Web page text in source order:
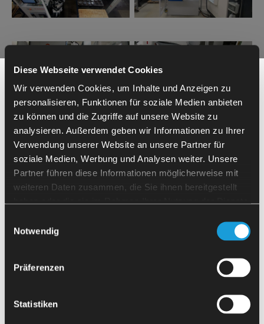
Diese Webseite verwendet Cookies
Wir verwenden Cookies, um Inhalte und Anzeigen zu
personalisieren, Funktionen für soziale Medien anbieten
zu können und die Zugriffe auf unsere Website zu
analysieren. Außerdem geben wir Informationen zu Ihrer
Verwendung unserer Website an unsere Partner für
soziale Medien, Werbung und Analysen weiter. Unsere
Partner führen diese Informationen möglicherweise mit
weiteren Daten zusammen, die Sie ihnen bereitgestellt
haben oder die sie im Rahmen Ihrer Nutzung der Dienste
Notwendig
Präferenzen
Statistiken
1 2 3 4 5 6 7 8 9
Potrzebujesz pomocy w zakresie
automatyzacji?
Jeśli masz pytania dotyczące
automatyzacji swojej maszyny lub
potrzebujesz szybkiej rekomendacji,
chętnie Ci pomogę.
Zostaw swoje dane kontaktowe, a wkrótce
Florian Andre